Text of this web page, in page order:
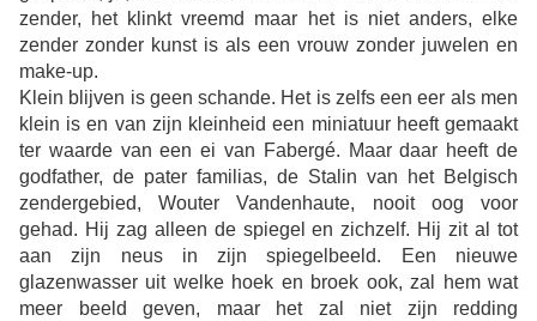
zender, het klinkt vreemd maar het is niet anders, elke
zender zonder kunst is als een vrouw zonder juwelen en
make-up.
Klein blijven is geen schande. Het is zelfs een eer als men
klein is en van zijn kleinheid een miniatuur heeft gemaakt
ter waarde van een ei van Fabergé. Maar daar heeft de
godfather, de pater familias, de Stalin van het Belgisch
zendergebied, Wouter Vandenhaute, nooit oog voor
gehad. Hij zag alleen de spiegel en zichzelf. Hij zit al tot
aan zijn neus in zijn spiegelbeeld. Een nieuwe
glazenwasser uit welke hoek en broek ook, zal hem wat
meer beeld geven, maar het zal niet zijn redding